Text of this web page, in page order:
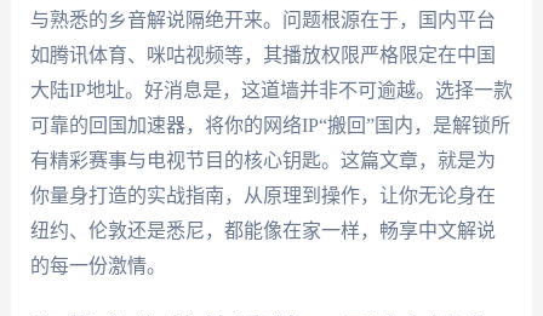
与熟悉的乡音解说隔绝开来。问题根源在于，国内平台
如腾讯体育、咪咕视频等，其播放权限严格限定在中国
大陆IP地址。好消息是，这道墙并非不可逾越。选择一款
可靠的回国加速器，将你的网络IP“搬回”国内，是解锁所
有精彩赛事与电视节目的核心钥匙。这篇文章，就是为
你量身打造的实战指南，从原理到操作，让你无论身在
纽约、伦敦还是悉尼，都能像在家一样，畅享中文解说
的每一份激情。